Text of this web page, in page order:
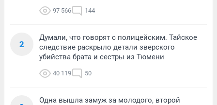
97 566 144
2
Думали, что говорят с полицейским. Тайское
следствие раскрыло детали зверского
убийства брата и сестры из Тюмени
40 119 50
Одна вышла замуж за молодого, второй